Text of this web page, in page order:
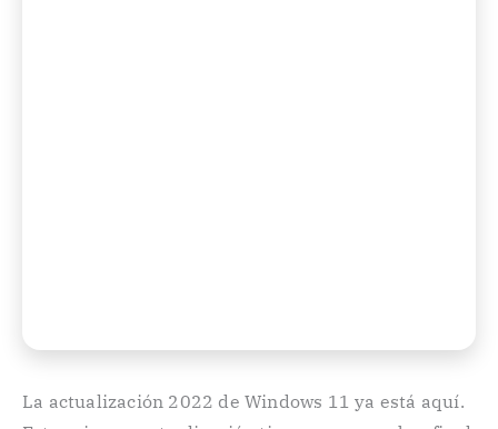
La actualización 2022 de Windows 11 ya está aquí.